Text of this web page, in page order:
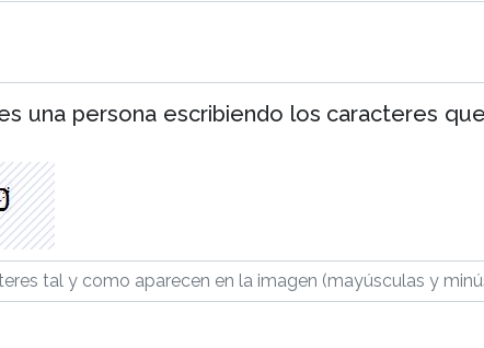
una persona escribiendo los caracteres